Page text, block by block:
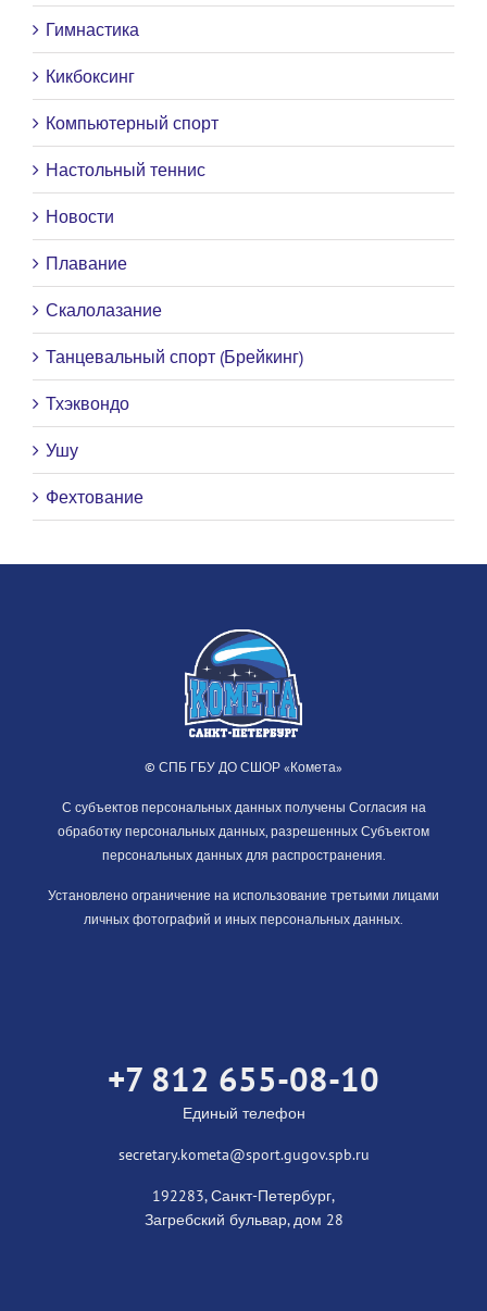
Гимнастика
Кикбоксинг
Компьютерный спорт
Настольный теннис
Новости
Плавание
Скалолазание
Танцевальный спорт (Брейкинг)
Тхэквондо
Ушу
Фехтование
© СПБ ГБУ ДО СШОР «Комета»
С субъектов персональных данных получены Согласия на
обработку персональных данных, разрешенных Субъектом
персональных данных для распространения.
Установлено ограничение на использование третьими лицами
личных фотографий и иных персональных данных.
+7 812 655-08-10
Единый телефон
secretary.kometa@sport.gugov.spb.ru
192283, Санкт-Петербург,
Загребский бульвар, дом 28